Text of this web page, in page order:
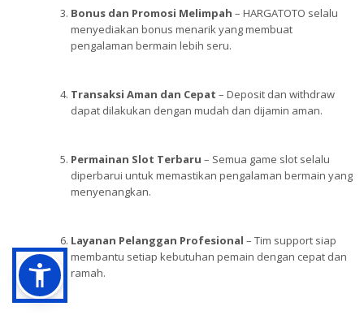
Bonus dan Promosi Melimpah – HARGATOTO selalu
menyediakan bonus menarik yang membuat
pengalaman bermain lebih seru.
Transaksi Aman dan Cepat – Deposit dan withdraw
dapat dilakukan dengan mudah dan dijamin aman.
Permainan Slot Terbaru – Semua game slot selalu
diperbarui untuk memastikan pengalaman bermain yang
menyenangkan.
Layanan Pelanggan Profesional – Tim support siap
membantu setiap kebutuhan pemain dengan cepat dan
ramah.